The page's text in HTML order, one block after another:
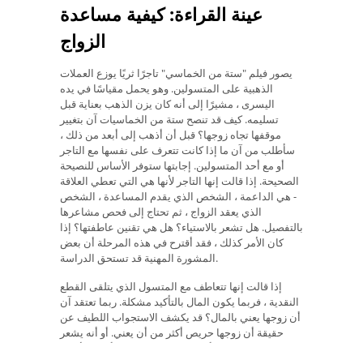
عينة القراءة: كيفية مساعدة
الزواج
يصور فيلم "ستة من الخماسي" تاجرًا ثريًا يوزع العملات
الذهبية على المتسولين. وهو يحمل مقياسًا في يده
اليسرى ، مشيرًا إلى أنه كان يزن الذهب بعناية قبل
تسليمه. كيف قد تنصح ستة من الخماسيات آن بتغيير
موقفها تجاه زوجها؟ قبل أن أذهب إلى أبعد من ذلك ،
سأطلب من آن ما إذا كانت تتعرف على نفسها مع التاجر
أو مع أحد المتسولين. إجابتها ستوفر الأساس للنصيحة
الصحيحة. إذا قالت إنها التاجر لأنها هي التي تعطي العلاقة
- هي الداعمة ، الشخص الذي يقدم المساعدة ، الشخص
الذي يعقد الزواج ، ثم تحتاج إلى فحص مشاعرها
بالتفصيل. هل تشعر بالاستياء؟ هل هي تقنين عاطفتها؟ إذا
كان الأمر كذلك ، فقد أقترح في هذه المرحلة أن بعض
المشورة المهنية قد تستحق الدراسة.
إذا قالت إنها تتعاطف مع المتسول الذي يتلقى القطع
النقدية ، فربما يكون المال بالتأكيد مشكلة. ربما تعتقد آن
أن زوجها يعني بالمال؟ قد يكشف الاستجواب اللطيف عن
حقيقة أن زوجها حريص أكثر من أن يعني. أو أنه يشعر